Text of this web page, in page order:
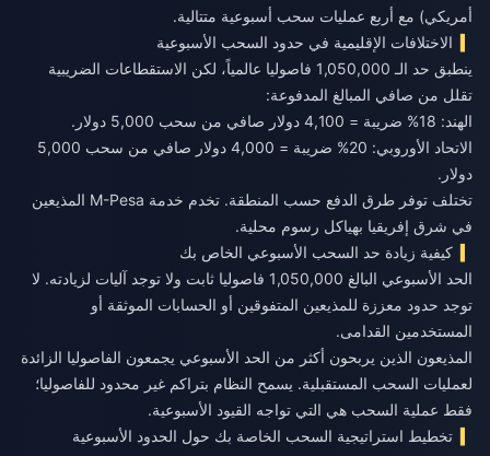
أمريكي) مع أربع عمليات سحب أسبوعية متتالية.
الاختلافات الإقليمية في حدود السحب الأسبوعية
ينطبق حد الـ 1,050,000 فاصوليا عالمياً، لكن الاستقطاعات الضريبية
تقلل من صافي المبالغ المدفوعة:
الهند: 18% ضريبة = 4,100 دولار صافي من سحب 5,000 دولار.
الاتحاد الأوروبي: 20% ضريبة = 4,000 دولار صافي من سحب 5,000
دولار.
تختلف توفر طرق الدفع حسب المنطقة. تخدم خدمة M-Pesa المذيعين
في شرق إفريقيا بهياكل رسوم محلية.
كيفية زيادة حد السحب الأسبوعي الخاص بك
الحد الأسبوعي البالغ 1,050,000 فاصوليا ثابت ولا توجد آليات لزيادته. لا
توجد حدود معززة للمذيعين المتفوقين أو الحسابات الموثقة أو
المستخدمين القدامى.
المذيعون الذين يربحون أكثر من الحد الأسبوعي يجمعون الفاصوليا الزائدة
لعمليات السحب المستقبلية. يسمح النظام بتراكم غير محدود للفاصوليا؛
فقط عملية السحب هي التي تواجه القيود الأسبوعية.
تخطيط استراتيجية السحب الخاصة بك حول الحدود الأسبوعية